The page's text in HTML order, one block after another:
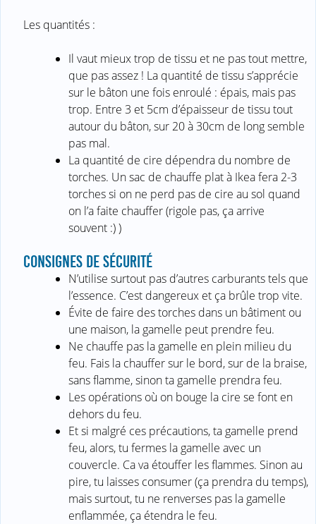
Les quantités :
Il vaut mieux trop de tissu et ne pas tout mettre,
que pas assez ! La quantité de tissu s’apprécie
sur le bâton une fois enroulé : épais, mais pas
trop. Entre 3 et 5cm d’épaisseur de tissu tout
autour du bâton, sur 20 à 30cm de long semble
pas mal.
La quantité de cire dépendra du nombre de
torches. Un sac de chauffe plat à Ikea fera 2-3
torches si on ne perd pas de cire au sol quand
on l’a faite chauffer (rigole pas, ça arrive
souvent :) )
CONSIGNES DE SÉCURITÉ
N’utilise surtout pas d’autres carburants tels que
l’essence. C’est dangereux et ça brûle trop vite.
Évite de faire des torches dans un bâtiment ou
une maison, la gamelle peut prendre feu.
Ne chauffe pas la gamelle en plein milieu du
feu. Fais la chauffer sur le bord, sur de la braise,
sans flamme, sinon ta gamelle prendra feu.
Les opérations où on bouge la cire se font en
dehors du feu.
Et si malgré ces précautions, ta gamelle prend
feu, alors, tu fermes la gamelle avec un
couvercle. Ca va étouffer les flammes. Sinon au
pire, tu laisses consumer (ça prendra du temps),
mais surtout, tu ne renverses pas la gamelle
enflammée, ça étendra le feu.